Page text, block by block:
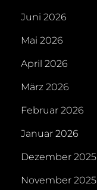
Juni 2026
Mai 2026
April 2026
März 2026
Februar 2026
Januar 2026
Dezember 2025
November 2025